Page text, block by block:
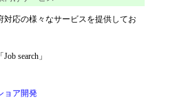
対応の様々なサービスを提供してお
search」
ョア開発